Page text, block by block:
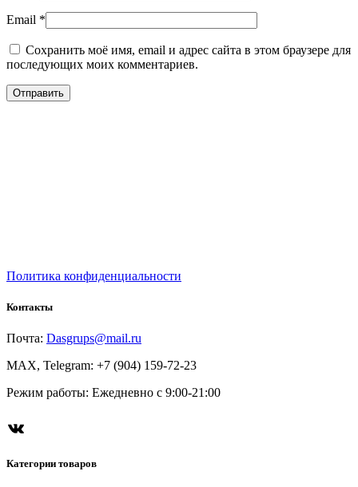
Email *
Сохранить моё имя, email и адрес сайта в этом браузере для
последующих моих комментариев.
Политика конфиденциальности
Контакты
Почта: Dasgrups@mail.ru
MAX, Telegram: +7 (904) 159-72-23
Режим работы: Ежедневно с 9:00-21:00
Категории товаров